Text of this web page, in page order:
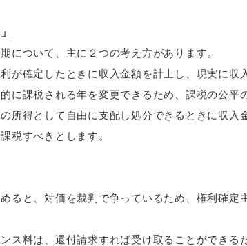
について、主に２つの考え方があります。
が確定したときに収入金額を計上し、現実に収
に課税される年を変更できるため、課税の公平
所得として自由に支配し処分できるときに収入
税すべきとします。
ると、対価を裁判で争っているため、権利確定
ス料は、還付請求すれば受け取ることができる